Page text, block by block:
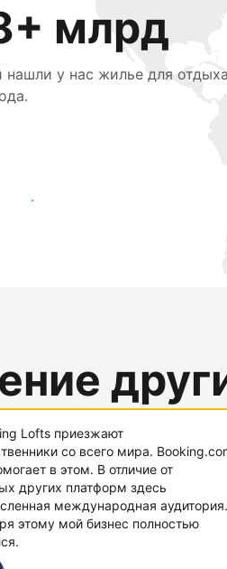
млрд
нашли у нас жилье для
новых гостей
Lofts приезжают
со всего мира.
в этом. В отличие от
других платформ здесь
международная аудитория.
этому мой бизнес полностью